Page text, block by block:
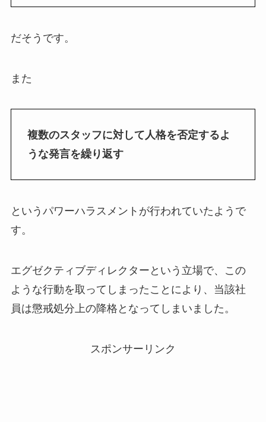
だそうです。
また
複数のスタッフに対して人格を否定するよ
うな発言を繰り返す
というパワーハラスメントが行われていたようで
す。
エグゼクティブディレクターという立場で、この
ような行動を取ってしまったことにより、当該社
員は懲戒処分上の降格となってしまいました。
スポンサーリンク